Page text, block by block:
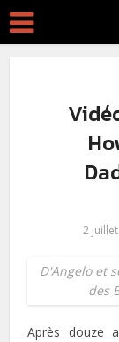
2
D'Angelo et
des
Après douze